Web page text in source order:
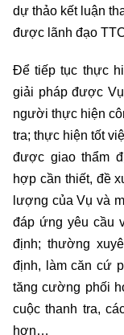
dự thảo kết luận
được lãnh đạo
Để tiếp tục thực
giải pháp được
người thực hiện
tra; thực hiện tốt
được giao thẩm
hợp cần thiết, đề
lượng của Vụ và
đáp ứng yêu cầu
định; thường
định, làm căn cứ
tăng cường phối
cuộc thanh tra,
hơn…